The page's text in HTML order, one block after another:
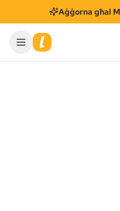
Aġġorna għal